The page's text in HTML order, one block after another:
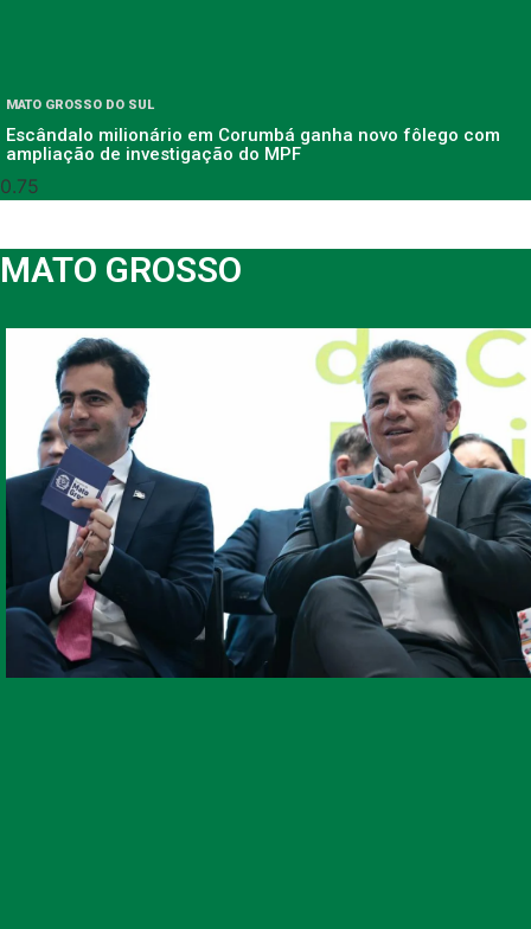
MATO GROSSO DO SUL
Escândalo milionário em Corumbá ganha novo fôlego com
ampliação de investigação do MPF
MATO GROSSO